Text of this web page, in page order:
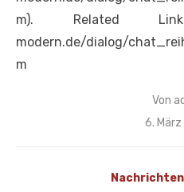
m). Related
modern.de/dialog/
m
Von
6.